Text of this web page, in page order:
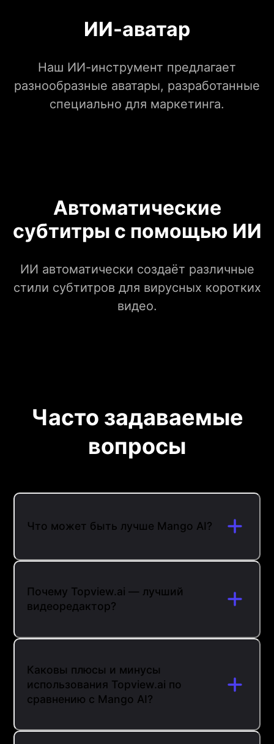
ИИ-аватар
Наш ИИ-инструмент предлагает
разнообразные аватары, разработанные
специально для маркетинга.
Автоматические
субтитры с помощью ИИ
ИИ автоматически создаёт различные
стили субтитров для вирусных коротких
видео.
Часто задаваемые
вопросы
Что может быть лучше Mango AI?
Почему Topview.ai — лучший
видеоредактор?
Каковы плюсы и минусы
использования Topview.ai по
сравнению с Mango AI?